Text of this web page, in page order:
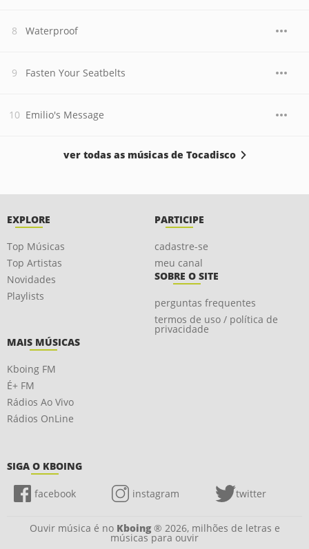
Waterproof
Fasten Your Seatbelts
Emilio's Message
ver todas as músicas de Tocadisco
EXPLORE
Top Músicas
Top Artistas
Novidades
Playlists
PARTICIPE
cadastre-se
meu canal
SOBRE O SITE
perguntas frequentes
termos de uso / política de
privacidade
MAIS MÚSICAS
Kboing FM
É+ FM
Rádios Ao Vivo
Rádios OnLine
SIGA O KBOING
facebook instagram twitter
Ouvir música é no Kboing® 2026, milhões de letras e
músicas para ouvir